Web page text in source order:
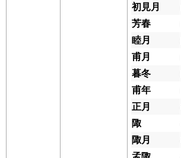
初見月
芳春
睦月
甫月
暮冬
甫年
正月
陬
陬月